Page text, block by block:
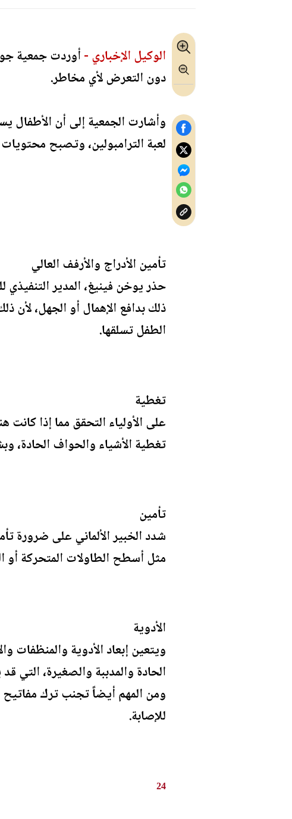
الوكيل الإخباري -أوردت جمعية
دون التعرض لأي مخاطر.
وأشارت الجمعية إلى أن الأطفال
لعبة الترامبولين، وتصبح
تأمين الأدراج والأرفف العالي
حذر يوخن فينيغ، المدير
ذلك بدافع الإهمال أو الجهل،
الطفل تسلقها.
تغطية
على الأولياء التحقق مما إذا
تغطية الأشياء والحواف
تأمين
شدد الخبير الألماني على ضرورة
مثل أسطح الطاولات المتحركة أو
الأدوية
ويتعين إبعاد الأدوية والمنظفات
الحادة والمدببة والصغيرة، التي قد
ومن المهم أيضاً تجنب ترك مفاتيح
للإصابة.
24